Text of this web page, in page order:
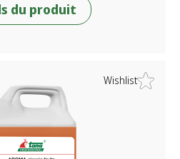
du produit
Wishlist